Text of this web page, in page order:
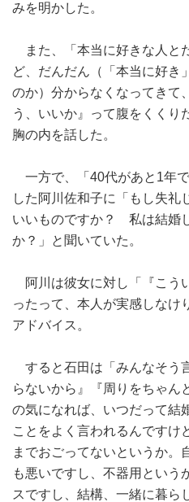
みを明かした。
また、「本当に好きな人と
ど、だんだん（「本当に好き
のか）分からなくなってきて
う、いいか』って腹をくくり
胸の内を話した。
一方で、「40代があと1年
した阿川佐和子に「もし失
いいものですか？ 私は結婚
か？」と聞いていた。
阿川は彼女に対し「『こう
ったって、本人が実感しなけ
アドバイス。
すると石田は「みんなそう
らないから』『周りをちゃん
の気になれば、いつだって結
ことをよく言われるんですけ
までおごってないというか。
も悪いですし、不器用という
スですし、結構、一緒に暮ら